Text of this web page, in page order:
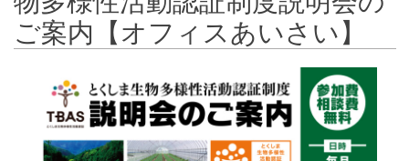
ご案内【オフィスあいさい】